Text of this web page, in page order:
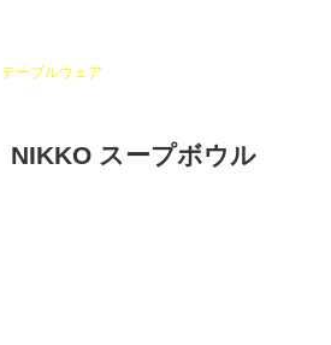
テーブルウェア
NIKKO スープボウル